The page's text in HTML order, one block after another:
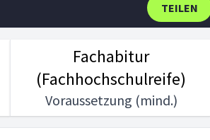
TEILEN
Fachabitur
(Fachhochschulreife)
Voraussetzung (mind.)